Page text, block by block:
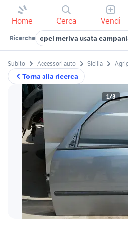
Home Cerca Vendi
Ricerche opel meriva usata
Torna alla ricerca
Subito Accessori auto Sicilia
1/3